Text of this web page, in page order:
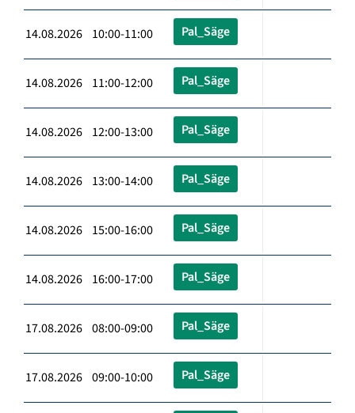
14.08.2026 10:00-11:00 Pal_Säge
14.08.2026 11:00-12:00 Pal_Säge
14.08.2026 12:00-13:00 Pal_Säge
14.08.2026 13:00-14:00 Pal_Säge
14.08.2026 15:00-16:00 Pal_Säge
14.08.2026 16:00-17:00 Pal_Säge
17.08.2026 08:00-09:00 Pal_Säge
17.08.2026 09:00-10:00 Pal_Säge